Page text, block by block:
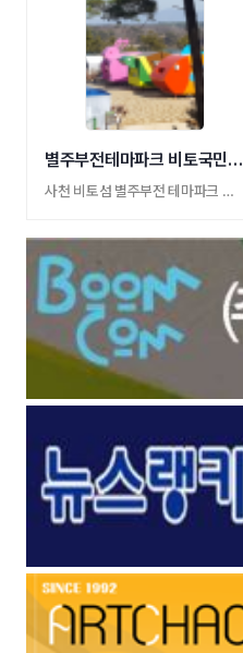
별주부전테마파크 비토국민여가캠핑장
사천 비토섬 별주부전 테마파크 캠핑장